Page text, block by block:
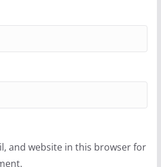
and website in this browser for